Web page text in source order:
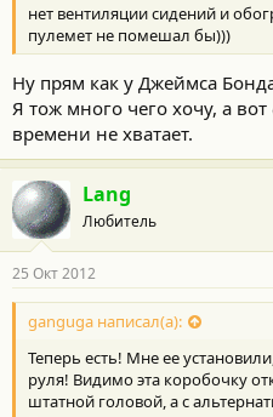
нет вентиляции сидений и
пулемет не помешал бы)))
Ну прям как у Джеймса
Я тож много чего хочу, а
времени не хватает.
Lang
Любитель
25 Окт 2012
ganguga написал(а):
Теперь есть! Мне ее
руля! Видимо эта коробочку
штатной головой, а с